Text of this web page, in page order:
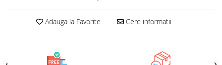
Adauga la Favorite Cere informatii